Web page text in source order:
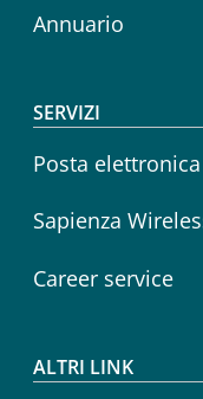
Annuario
SERVIZI
Posta elettronica
Sapienza
Career service
ALTRI LINK